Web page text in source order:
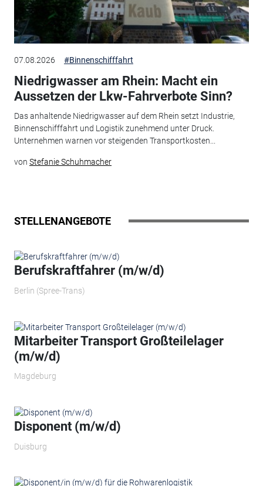
07.08.2026 #Binnenschifffahrt
Niedrigwasser am Rhein: Macht ein
Aussetzen der Lkw-Fahrverbote Sinn?
Das anhaltende Niedrigwasser auf dem Rhein setzt Industrie,
Binnenschifffahrt und Logistik zunehmend unter Druck.
Unternehmen warnen vor steigenden Transportkosten...
von Stefanie Schuhmacher
STELLENANGEBOTE
Berufskraftfahrer (m/w/d)
Berlin (Spree-Trans)
Mitarbeiter Transport Großteilelager
(m/w/d)
Magdeburg
Disponent (m/w/d)
Duisburg